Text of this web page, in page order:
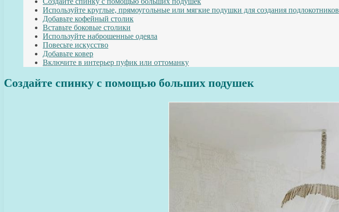
Используйте круглые, прямоугольные или мягкие подушки для создания подлокотников
Добавьте кофейный столик
Вставьте боковые столики
Используйте наброшенные одеяла
Повесьте искусство
Добавьте ковер
Включите в интерьер пуфик или оттоманку
Создайте спинку с помощью больших подушек